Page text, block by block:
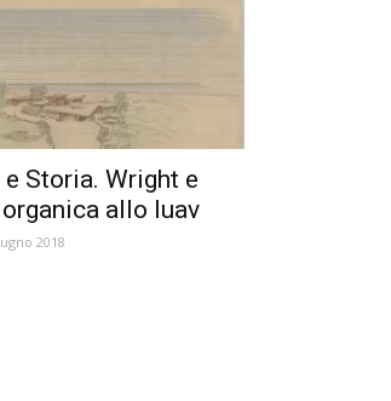
Storia. Wright e
allo Iuav
2018